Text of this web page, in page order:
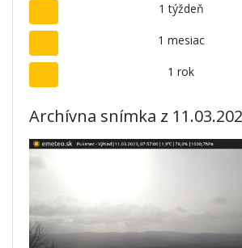
1 týždeň
1 mesiac
1 rok
Archívna snímka z